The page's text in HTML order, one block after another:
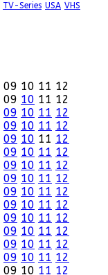
TV-Series USA VHS
09 10 11 12
09 10 11 12
09 10 11 12
09 10 11 12
09 10 11 12
09 10 11 12
09 10 11 12
09 10 11 12
09 10 11 12
09 10 11 12
09 10 11 12
09 10 11 12
09 10 11 12
09 10 11 12
09 10 11 12